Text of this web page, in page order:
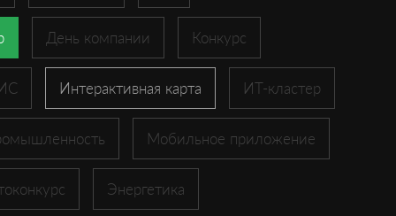
День компании Конкурс
Интерактивная карта ИТ-кластер
Мобильное приложение
Энергетика